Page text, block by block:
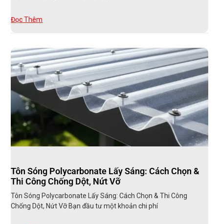
Đọc Thêm
Tôn Sóng Polycarbonate Lấy Sáng: Cách Chọn &
Thi Công Chống Dột, Nứt Vỡ
Tôn Sóng Polycarbonate Lấy Sáng: Cách Chọn & Thi Công
Chống Dột, Nứt Vỡ Bạn đầu tư một khoản chi phí